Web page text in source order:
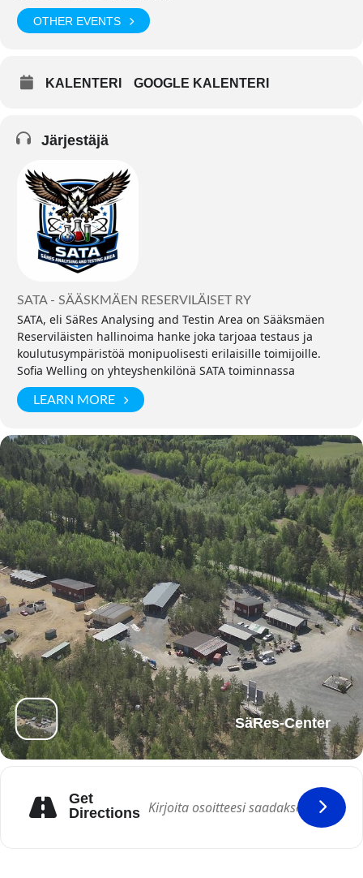
OTHER EVENTS
KALENTERI GOOGLE KALENTERI
Järjestäjä
SATA - SÄÄSKMÄEN RESERVILÄISET RY
SATA, eli SäRes Analysing and Testin Area on Sääksmäen
Reserviläisten hallinoima hanke joka tarjoaa testaus ja
koulutusympäristöä monipuolisesti erilaisille toimijoille.
Sofia Welling on yhteyshenkilönä SATA toiminnassa
LEARN MORE
SäRes-Center
Get
Directions